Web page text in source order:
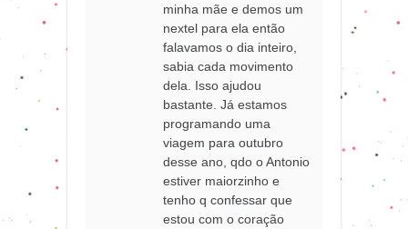
minha mãe e demos um
nextel para ela então
falavamos o dia inteiro,
sabia cada movimento
dela. Isso ajudou
bastante. Já estamos
programando uma
viagem para outubro
desse ano, qdo o Antonio
estiver maiorzinho e
tenho q confessar que
estou com o coração